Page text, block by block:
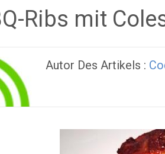
Ribs mit
Autor Des Artikels :